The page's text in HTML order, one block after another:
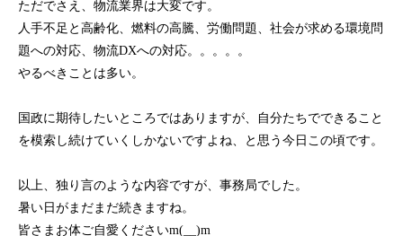
ただでさえ、物流業界は大変です。
人手不足と高齢化、燃料の高騰、労働問題、社会が求める環境問
題への対応、物流DXへの対応。。。。。
やるべきことは多い。
国政に期待したいところではありますが、自分たちでできること
を模索し続けていくしかないですよね、と思う今日この頃です。
以上、独り言のような内容ですが、事務局でした。
暑い日がまだまだ続きますね。
皆さまお体ご自愛くださいm(__)m